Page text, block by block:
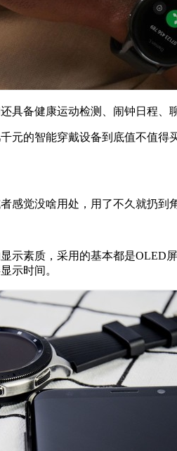
备健康运动检测、闹钟日程、
元的智能穿戴设备到底值不值
感觉没啥用处，用了不久就扔
示素质，采用的基本都是
示时间。